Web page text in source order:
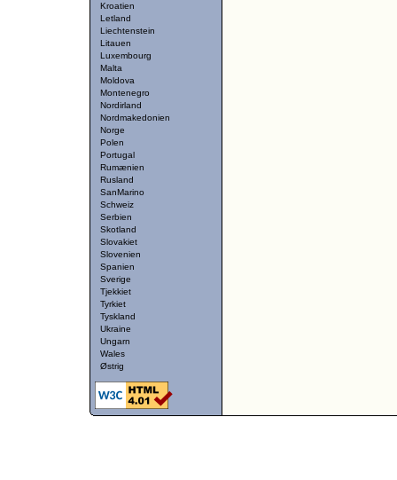
Kroatien
Letland
Liechtenstein
Litauen
Luxembourg
Malta
Moldova
Montenegro
Nordirland
Nordmakedonien
Norge
Polen
Portugal
Rumænien
Rusland
SanMarino
Schweiz
Serbien
Skotland
Slovakiet
Slovenien
Spanien
Sverige
Tjekkiet
Tyrkiet
Tyskland
Ukraine
Ungarn
Wales
Østrig